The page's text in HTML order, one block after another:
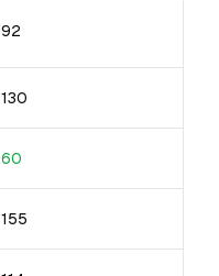
92
130
60
155